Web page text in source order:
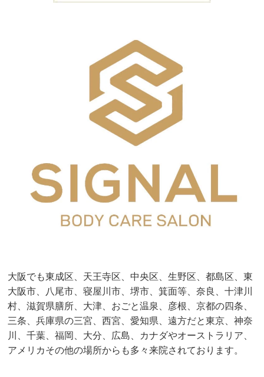
大阪でも東成区、天王寺区、中央区、生野区、都島区、東
大阪市、八尾市、寝屋川市、堺市、箕面等、奈良、十津川
村、滋賀県膳所、大津、おごと温泉、彦根、京都の四条、
三条、兵庫県の三宮、西宮、愛知県、遠方だと東京、神奈
川、千葉、福岡、大分、広島、カナダやオーストラリア、
アメリカその他の場所からも多々来院されております。